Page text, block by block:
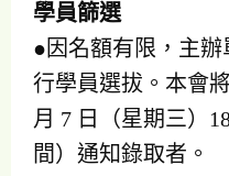
學員篩選
●因名額有限，主
行學員選拔。本會
月 7 日（星期三）
間）通知錄取者。